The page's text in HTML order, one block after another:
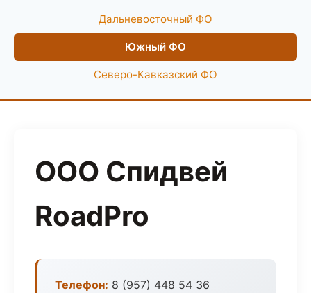
Дальневосточный ФО
Южный ФО
Северо-Кавказский ФО
ООО Спидвей
RoadPro
Телефон: 8 (957) 448 54 36